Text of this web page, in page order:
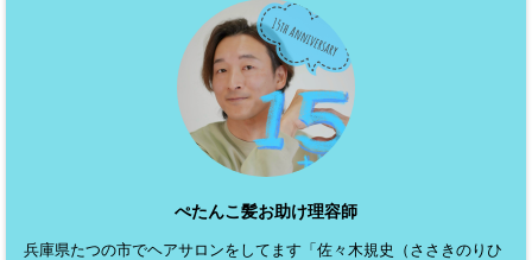
ぺたんこ髪お助け理容師
兵庫県たつの市でヘアサロンをしてます「佐々木規史（ささきのりひ